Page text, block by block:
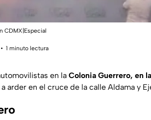
CDMX|Especial
1 minuto lectura
en la Colonia Guerrero, en
arder en el cruce de la calle Aldama y